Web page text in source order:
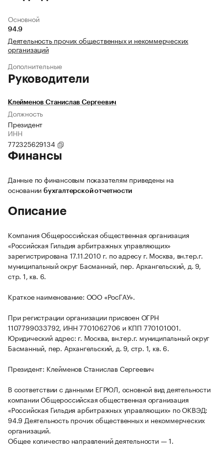
Основной
94.9
Деятельность прочих общественных и некоммерческих
организаций
Дополнительные
Руководители
Клейменов Станислав Сергеевич
Должность
Президент
ИНН
772325629134
Финансы
Данные по финансовым показателям приведены на
основании бухгалтерской отчетности
Описание
Компания Общероссийская общественная организация
«Российская Гильдия арбитражных управляющих»
зарегистрирована 17.11.2010 г. по адресу г. Москва, вн.тер.г.
муниципальный округ Басманный, пер. Архангельский, д. 9,
стр. 1, кв. 6.
Краткое наименование: ООО «РосГАУ».
При регистрации организации присвоен ОГРН
1107799033792, ИНН 7701062706 и КПП 770101001.
Юридический адрес: г. Москва, вн.тер.г. муниципальный округ
Басманный, пер. Архангельский, д. 9, стр. 1, кв. 6.
Президент: Клейменов Станислав Сергеевич
В соответствии с данными ЕГРЮЛ, основной вид деятельности
компании Общероссийская общественная организация
«Российская Гильдия арбитражных управляющих» по ОКВЭД:
94.9 Деятельность прочих общественных и некоммерческих
организаций.
Общее количество направлений деятельности — 1.